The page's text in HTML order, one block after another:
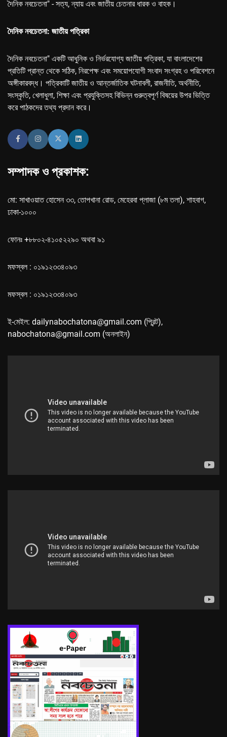
দৈনিক নবচেতনা" - সত্য, ন্যায় এবং জাতীয় চেতনার ধারক ও বাহক।
দৈনিক নবচেতনা: জাতীয় পত্রিকা
দৈনিক নবচেতনা" একটি আধুনিক ও নির্ভরযোগ্য জাতীয় পত্রিকা, যা বাংলাদেশের
প্রতিটি প্রান্ত থেকে সঠিক, নিরপেক্ষ এবং সময়োপযোগী সংবাদ সংগ্রহ ও পরিবেশনে
অঙ্গীকারবদ্ধ। পত্রিকাটি জাতীয় ও আন্তর্জাতিক ঘটনাবলী, রাজনীতি, অর্থনীতি,
সংস্কৃতি, খেলাধুলা, শিক্ষা এবং প্রযুক্তিসহ বিভিন্ন গুরুত্বপূর্ণ বিষয়ের উপর ভিত্তি
করে পাঠকদের তথ্য প্রদান করে।
সম্পাদক ও প্রকাশক:
মো: সাখাওয়াত হোসেন ৩৩, তোপখানা রোড, মেহেরবা প্লাজা (৮ম তলা), শাহবাগ,
ঢাকা-১০০০
ফোনঃ +৮৮০২-৪১০৫২২৯০ অথবা ৯১
মফস্বল : ০১৯১২৩৩৪০৯৩
মফস্বল : ০১৯১২৩৩৪০৯৩
ই-মেইল: dailynabochatona@gmail.com (প্রিন্ট),
nabochatona@gmail.com (অনলাইন)